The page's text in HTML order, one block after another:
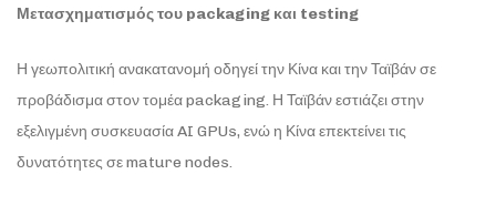
Μετασχηματισμός του packaging και testing
Η γεωπολιτική ανακατανομή οδηγεί την Κίνα και την Ταϊβάν σε
προβάδισμα στον τομέα packaging. Η Ταϊβάν εστιάζει στην
εξελιγμένη συσκευασία AI GPUs, ενώ η Κίνα επεκτείνει τις
δυνατότητες σε mature nodes.